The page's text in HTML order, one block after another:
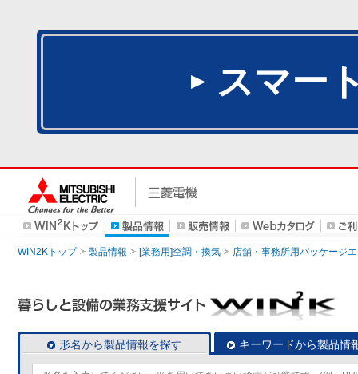
スマー
WIN2Kトップ 製品情報 [業務用]空調・換気 店舗・事務所用パッケージ
形名から製品情報を探す キーワードから製品情